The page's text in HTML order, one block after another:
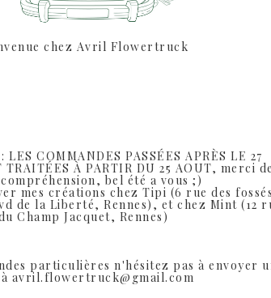
pour toutes les occasions.
chez Avril Flowertruck
COMMANDES PASSÉES APRÈS LE 27
TRAITÉES À PARTIR DU 25 AOUT, merci de
bel été a vous ;)
mes créations chez Tipi (6 rue des
de la Liberté, Rennes), et chez Mint (12
Champ Jacquet, Rennes)
particulières n'hésitez pas à envoyer
avril.flowertruck@gmail.com